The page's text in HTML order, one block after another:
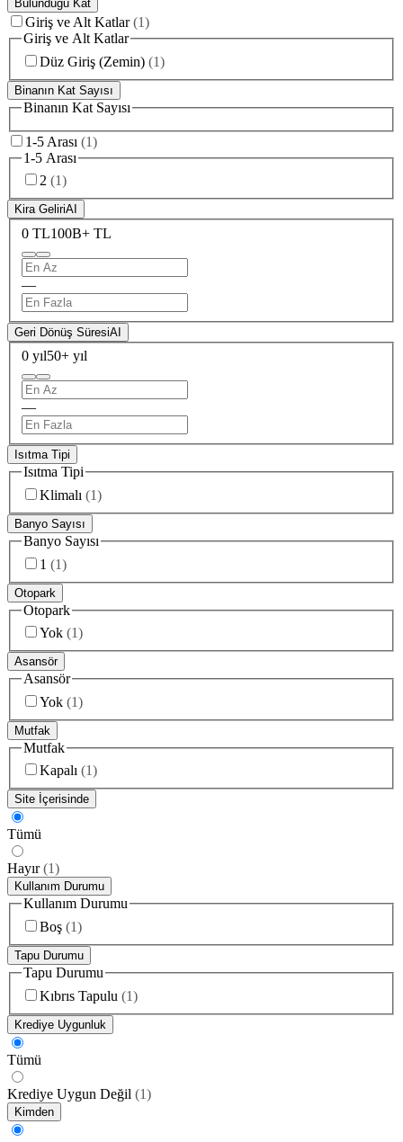
Bulunduğu Kat
Giriş ve Alt Katlar (1)
Giriş ve Alt Katlar
Düz Giriş (Zemin) (1)
Binanın Kat Sayısı
Binanın Kat Sayısı
1-5 Arası (1)
1-5 Arası
2 (1)
Kira GeliriAI
0 TL100B+ TL
—
Geri Dönüş SüresiAI
0 yıl50+ yıl
—
Isıtma Tipi
Isıtma Tipi
Klimalı (1)
Banyo Sayısı
Banyo Sayısı
1 (1)
Otopark
Otopark
Yok (1)
Asansör
Asansör
Yok (1)
Mutfak
Mutfak
Kapalı (1)
Site İçerisinde
Tümü
Hayır (1)
Kullanım Durumu
Kullanım Durumu
Boş (1)
Tapu Durumu
Tapu Durumu
Kıbrıs Tapulu (1)
Krediye Uygunluk
Tümü
Krediye Uygun Değil (1)
Kimden